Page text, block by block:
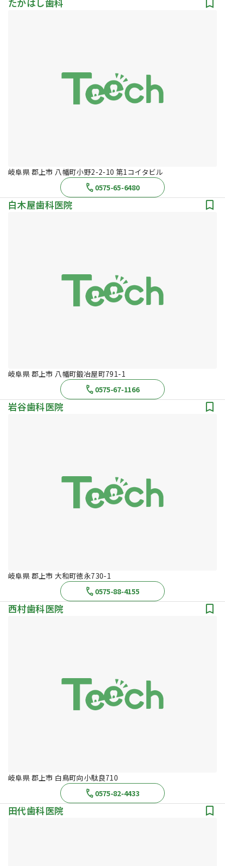
たかはし歯科
岐阜県 郡上市 八幡町小野2-2-10 第1コイタビル
0575-65-6480
白木屋歯科医院
岐阜県 郡上市 八幡町鍛冶屋町791-1
0575-67-1166
岩谷歯科医院
岐阜県 郡上市 大和町徳永730-1
0575-88-4155
西村歯科医院
岐阜県 郡上市 白鳥町向小駄良710
0575-82-4433
田代歯科医院